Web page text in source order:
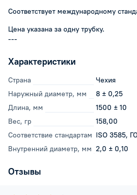
Соответствует международному
Цена указана за одну трубку.
---
Характеристики
Страна
Чехия
Наружный диаметр, мм
8 ± 0,25
Длина, мм
1500 ± 10
Вес, гр
158,00
Соответствие стандартам ISO 3585,
Внутренний диаметр, мм 2,0 ± 0,10
Отзывы